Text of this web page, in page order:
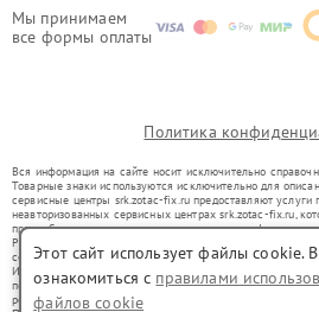
Мы принимаем
все формы оплаты
Политика
Вся информация на сайте носит исключительно
Товарные знаки используются исключительно для
сервисные центры srk.zotac-fix.ru предоставляют услуги
неавторизованных сервисных центрах srk.zotac-fix.ru,
правообладателями товарных знаков или их
Ремонт осуществляется для устройств, уже введенных в
со статьей 1487 ГК РФ.
Использование товарных знаков не преследует цели
потребителей в заблуждение, а служит для
ремонту техники указанных брендов.
Этот сайт использует файлы cookie.
ознакомиться с правилами
файлов cookie